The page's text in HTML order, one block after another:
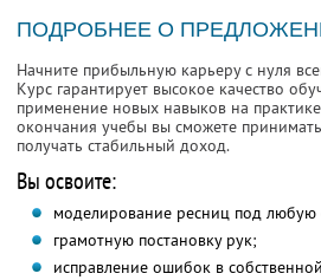
ПОДРОБНЕЕ О
Начните прибыльную карьеру с нуля
Курс гарантирует высокое качество
применение новых навыков на
окончания учебы вы сможете
получать стабильный доход.
Вы освоите:
моделирование ресниц под любую
грамотную постановку рук;
исправление ошибок в